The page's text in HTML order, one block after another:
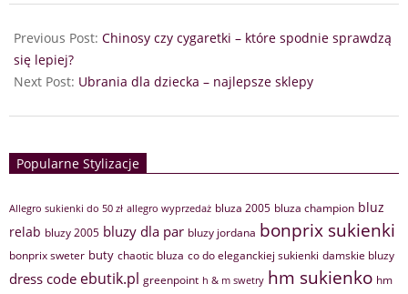
Previous Post: Chinosy czy cygaretki – które spodnie sprawdzą
się lepiej?
Next Post: Ubrania dla dziecka – najlepsze sklepy
Popularne Stylizacje
Allegro sukienki do 50 zł allegro wyprzedaż bluza 2005 bluza champion bluz
relab bluzy 2005 bluzy dla par bluzy jordana bonprix sukienki
bonprix sweter buty chaotic bluza co do eleganckiej sukienki damskie bluzy
dress code ebutik.pl greenpoint h & m swetry hm sukienko hm